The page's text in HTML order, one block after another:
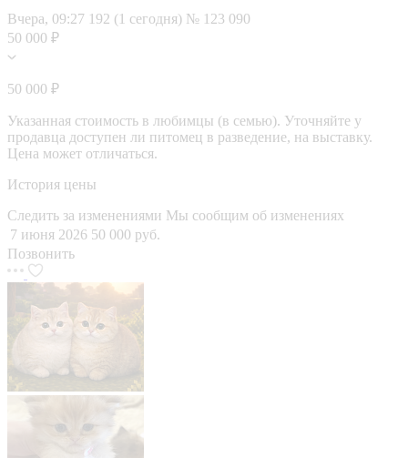
Вчера, 09:27 192 (1 сегодня) № 123 090
50 000 ₽
50 000 ₽
Указанная стоимость в любимцы (в семью). Уточняйте у
продавца доступен ли питомец в разведение, на выставку.
Цена может отличаться.
История цены
Следить за изменениями Мы сообщим об изменениях
7 июня 2026 50 000 руб.
Позвонить